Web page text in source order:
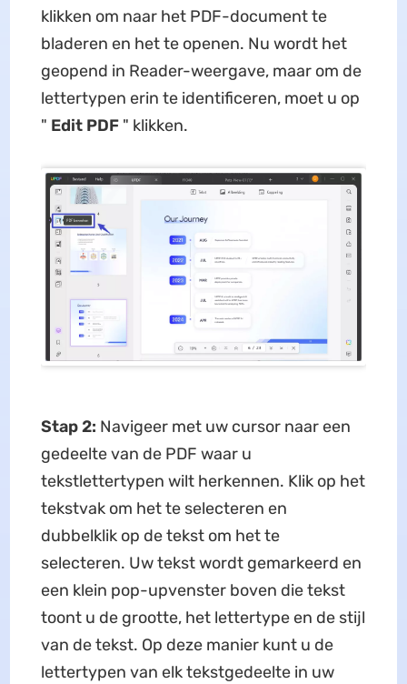
klikken om naar het PDF-document te
bladeren en het te openen. Nu wordt het
geopend in Reader-weergave, maar om de
lettertypen erin te identificeren, moet u op
" Edit PDF" klikken.
Stap 2: Navigeer met uw cursor naar een
gedeelte van de PDF waar u
tekstlettertypen wilt herkennen. Klik op het
tekstvak om het te selecteren en
dubbelklik op de tekst om het te
selecteren. Uw tekst wordt gemarkeerd en
een klein pop-upvenster boven die tekst
toont u de grootte, het lettertype en de stijl
van de tekst. Op deze manier kunt u de
lettertypen van elk tekstgedeelte in uw